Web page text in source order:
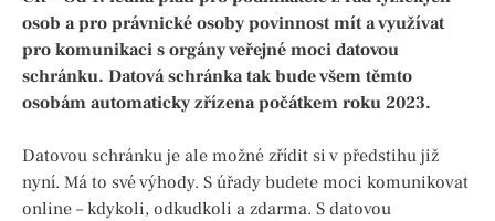
osob a pro právnické osoby povinnost mít a využívat
pro komunikaci s orgány veřejné moci datovou
schránku. Datová schránka tak bude všem těmto
osobám automaticky zřízena počátkem roku 2023.
Datovou schránku je ale možné zřídit si v předstihu již
nyní. Má to své výhody. S úřady budete moci komunikovat
online – kdykoli, odkudkoli a zdarma. S datovou